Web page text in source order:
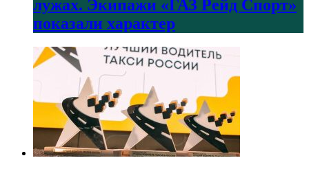
лужах. Экипажи «ГАЗ Рейд Спорт»
показали характер